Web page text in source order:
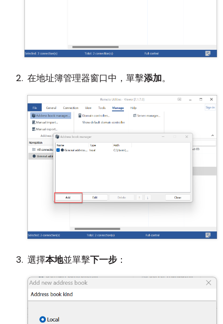
在地址簿管理器窗口中，單擊添加。
選擇本地並單擊下一步 ：